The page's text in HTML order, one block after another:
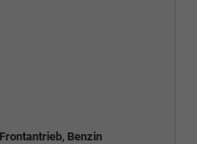
Benzin